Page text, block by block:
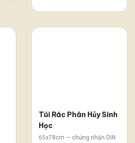
Túi Rác Phân Hủy Sinh
Học
65x78cm — chứng nhận DIN